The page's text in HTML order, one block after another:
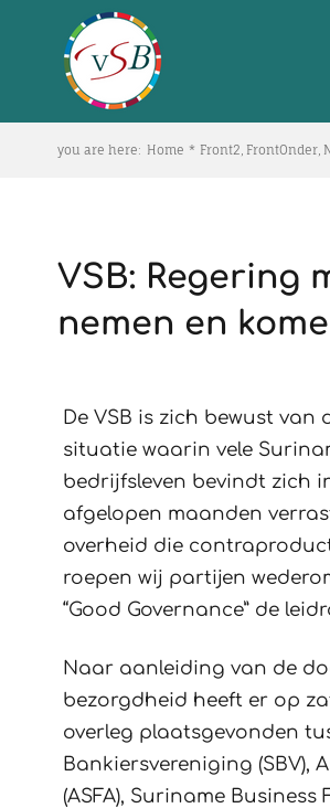
you are here: Home Front2 FrontOnder
VSB: Regering
nemen en
De VSB is zich bewust
situatie waarin vele
bedrijfsleven bevindt zich
afgelopen maanden
overheid die
roepen wij partijen
“Good Governance” de
Naar aanleiding van de
bezorgdheid heeft er op
overleg plaatsgevonden
Bankiersvereniging (SBV),
(ASFA), Suriname